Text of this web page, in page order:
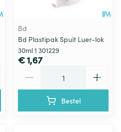
Bd
Bd Plastipak Spuit Luer-lok
30ml 1 301229
€ 1,67
Bestel